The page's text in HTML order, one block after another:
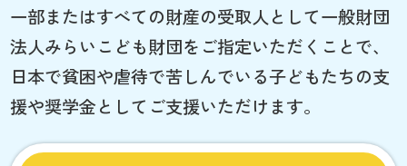
一部またはすべての財産の受取人として一般財団
法人みらいこども財団をご指定いただくことで、
日本で貧困や虐待で苦しんでいる子どもたちの支
援や奨学金としてご支援いただけます。